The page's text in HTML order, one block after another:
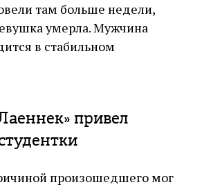
там больше недели,
умерла. Мужчина
в стабильном
привел
произошедшего мог